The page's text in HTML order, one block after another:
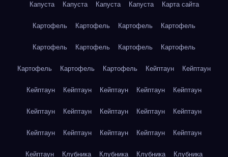
Капуста Капуста Капуста Капуста Карта сайта
Картофель Картофель Картофель Картофель
Картофель Картофель Картофель Картофель
Картофель Картофель Картофель Кейптаун Кейптаун
Кейптаун Кейптаун Кейптаун Кейптаун Кейптаун
Кейптаун Кейптаун Кейптаун Кейптаун Кейптаун
Кейптаун Кейптаун Кейптаун Кейптаун Кейптаун
Кейптаун Клубника Клубника Клубника Клубника